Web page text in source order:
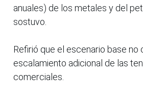
anuales) de los metales y del
sostuvo.
Refirió que el escenario base no
escalamiento adicional de las
comerciales.